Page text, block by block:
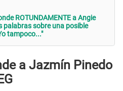
ROTUNDAMENTE a Angie
palabras sobre una posible
tampoco..."
a Jazmín Pinedo